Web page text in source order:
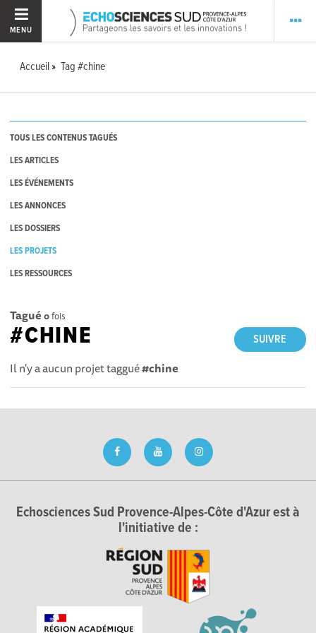
MENU
Accueil Tag #chine
TOUS LES CONTENUS TAGUÉS
LES ARTICLES
LES ÉVÉNEMENTS
LES ANNONCES
LES DOSSIERS
LES PROJETS
LES RESSOURCES
Tagué 0fois
SUIVRE
#CHINE
Il n'y a aucun projet taggué#chine
Echosciences Sud Provence-Alpes-Côte d'Azur est à
l'initiative de :